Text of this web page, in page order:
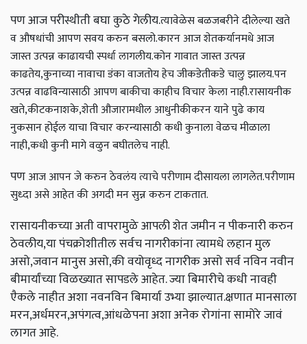
पण आज परीस्थीती बघा कुठे गेलीय.त्यावेळेस बळजबरीने दीलेल्या खते
व औषधांची आपण सवय करुन बसलो.कारन आज शेतकर्यानमधे आज
जास्त उत्पन्न काढायची स्पर्धा लागलीय.कोन गावात जास्त उत्पन्न
काढतेय,कुनाच्या नावाचा डंका वाजतोय हेच जीकडेतीकडे चालु झालय.पन
उत्पन्न वाढविन्यासाठी आपण बाकीचा काहीच विचार केला नाही.रासायनीक
खते,कीटकनाशके,शेती औजारामधील आधुनीकीकरन याने पुढे काय
नुकसान होईल याचा विचार करन्यासाठी कधी कुनाला वेळच मीळाला
नाही,कधी कुनी मागे वळुन बघीतलेच नाही.
पणआज आपन जे करुन ठेवलंय त्याचे परीणाम दीसायला लागलेत.परीणाम
सुध्दा असे आहेत की अगदी मन सुन्न करुन टाकतात.
रासायनीकच्या अती वापरामुळे आपली शेत जमीन न पीकनारी करुन
ठेवलीय,या पंचक्रोशीतील सर्वच नागरीकांना त्यामधे लहान मुल
असो,जवान मानुस असो,की वयोवृध्द नागरीक असो सर्व नविन नवीन
बीमार्यांच्या विळख्यात सापडले आहेत. ज्या बिमारीचे कधी नावही
एैकले नाहीत अशा नवनविन बिमार्या उभ्या झाल्यात.क्षणात मानसाला
मरन,अर्धमरन,अपंगत्व,आंधळेपना अशा अनेक रोगांना सामोरे जावं
लागत आहे.